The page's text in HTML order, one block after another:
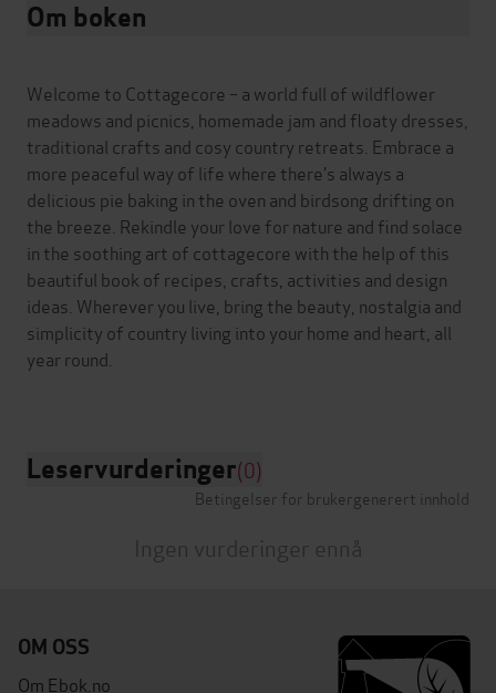
Om boken
Welcome to Cottagecore – a world full of wildflower
meadows and picnics, homemade jam and floaty dresses,
traditional crafts and cosy country retreats. Embrace a
more peaceful way of life where there’s always a
delicious pie baking in the oven and birdsong drifting on
the breeze. Rekindle your love for nature and find solace
in the soothing art of cottagecore with the help of this
beautiful book of recipes, crafts, activities and design
ideas. Wherever you live, bring the beauty, nostalgia and
simplicity of country living into your home and heart, all
year round.
Leservurderinger(0)
Betingelser for brukergenerert innhold
Ingen vurderinger ennå
OM OSS
Om Ebok.no